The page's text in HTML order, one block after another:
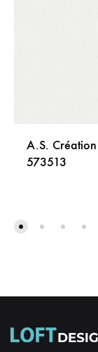
A.S. Création
573513